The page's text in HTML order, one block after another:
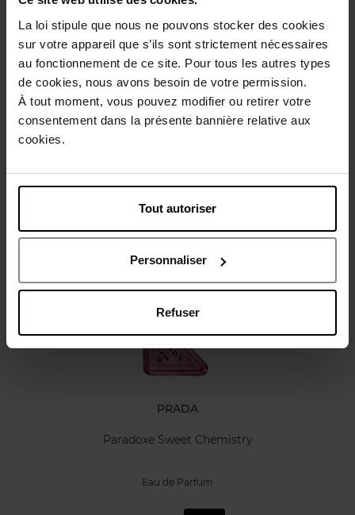
La loi stipule que nous ne pouvons stocker des cookies
sur votre appareil que s’ils sont strictement nécessaires
au fonctionnement de ce site. Pour tous les autres types
de cookies, nous avons besoin de votre permission.
À tout moment, vous pouvez modifier ou retirer votre
consentement dans la présente bannière relative aux
cookies.
Tout autoriser
Personnaliser
Refuser
Beschrijving
Gebruiksadvies
Beleid inzake klantbeoordelingen
Nog iets vergeten ?
PRADA
Paradoxe Sweet Chemistry
Eau de Parfum